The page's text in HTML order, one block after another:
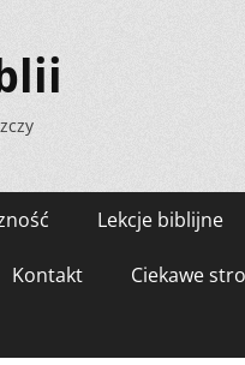
Lekcje biblijne
Kontakt Ciekawe